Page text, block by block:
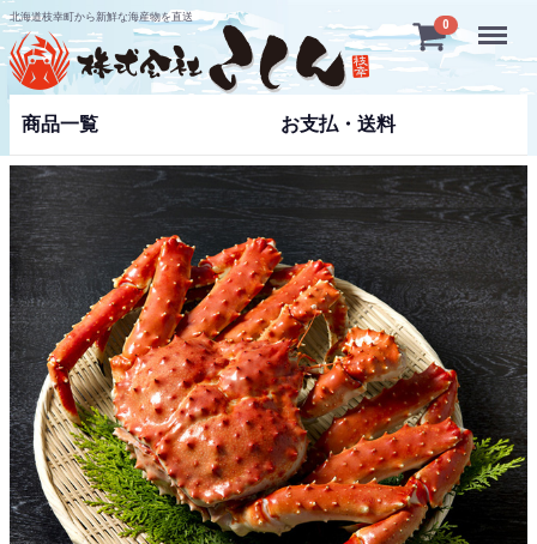
北海道枝幸町から新鮮な海産物を直送
0
商品一覧 お支払・送料
Menu